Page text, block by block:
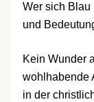
Wer sich Blau
und
Kein Wunder
wohlhabende
in der